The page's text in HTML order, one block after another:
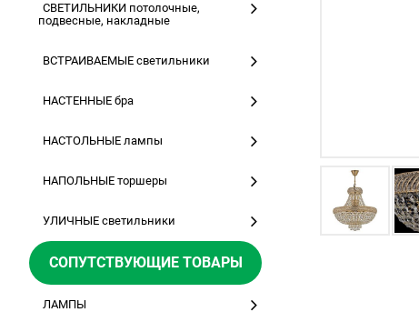
СВЕТИЛЬНИКИ потолочные,
подвесные, накладные
ВСТРАИВАЕМЫЕ светильники
НАСТЕННЫЕ бра
НАСТОЛЬНЫЕ лампы
НАПОЛЬНЫЕ торшеры
УЛИЧНЫЕ светильники
СОПУТСТВУЮЩИЕ ТОВАРЫ
ЛАМПЫ